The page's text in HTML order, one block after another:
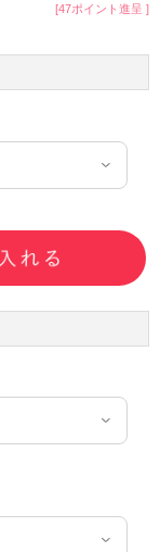
[47ポイント進呈 ]